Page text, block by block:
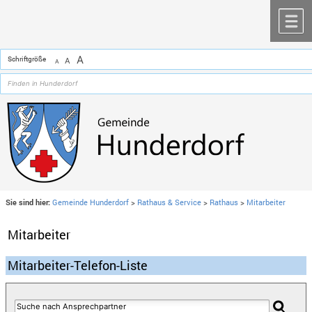
Schriftgröße A A A
Sie sind hier: Gemeinde Hunderdorf > Rathaus & Service > Rathaus > Mitarbeiter
Mitarbeiter
Mitarbeiter-Telefon-Liste